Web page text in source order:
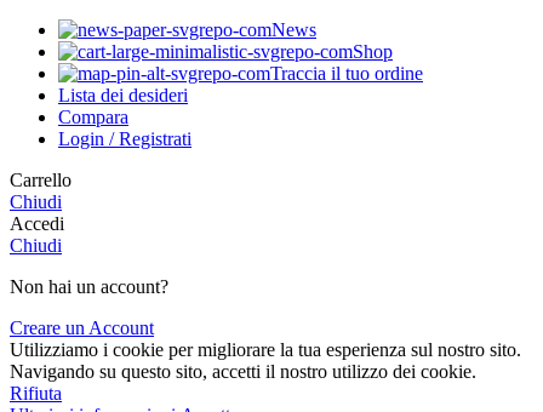
News
Shop
Traccia il tuo ordine
Lista dei desideri
Compara
Login / Registrati
Carrello
Chiudi
Accedi
Chiudi
Non hai un account?
Creare un Account
Utilizziamo i cookie per migliorare la tua esperienza sul nostro sito.
Navigando su questo sito, accetti il nostro utilizzo dei cookie.
Rifiuta